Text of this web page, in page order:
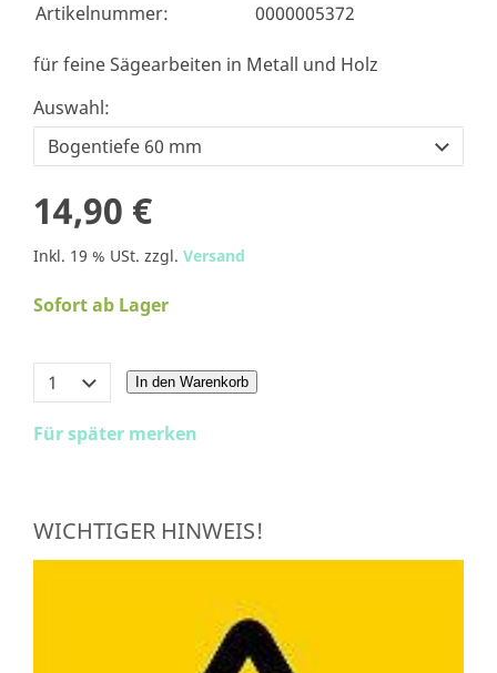
Artikelnummer:
0000005372
für feine Sägearbeiten in Metall und Holz
Auswahl:
14,90 €
Inkl. 19 % USt. zzgl. Versand
Sofort ab Lager
In den Warenkorb
Für später merken
WICHTIGER HINWEIS!